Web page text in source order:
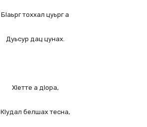
БIаьрг тоххал цуьрг а
Дуьсур дац цунах.
ХIетте а дIора,
КIудал белшах тесна,